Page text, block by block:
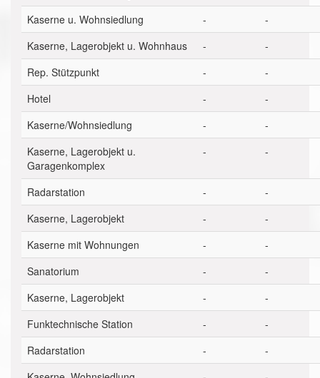
Kaserne u. Wohnsiedlung
-
-
Kaserne, Lagerobjekt u. Wohnhaus
-
-
Rep. Stützpunkt
-
-
Hotel
-
-
Kaserne/Wohnsiedlung
-
-
Kaserne, Lagerobjekt u.
Garagenkomplex
- -
Radarstation -
-
Kaserne, Lagerobjekt
-
-
Kaserne mit Wohnungen
-
-
Sanatorium
-
-
Kaserne, Lagerobjekt
-
-
Funktechnische Station
-
-
Radarstation
-
-